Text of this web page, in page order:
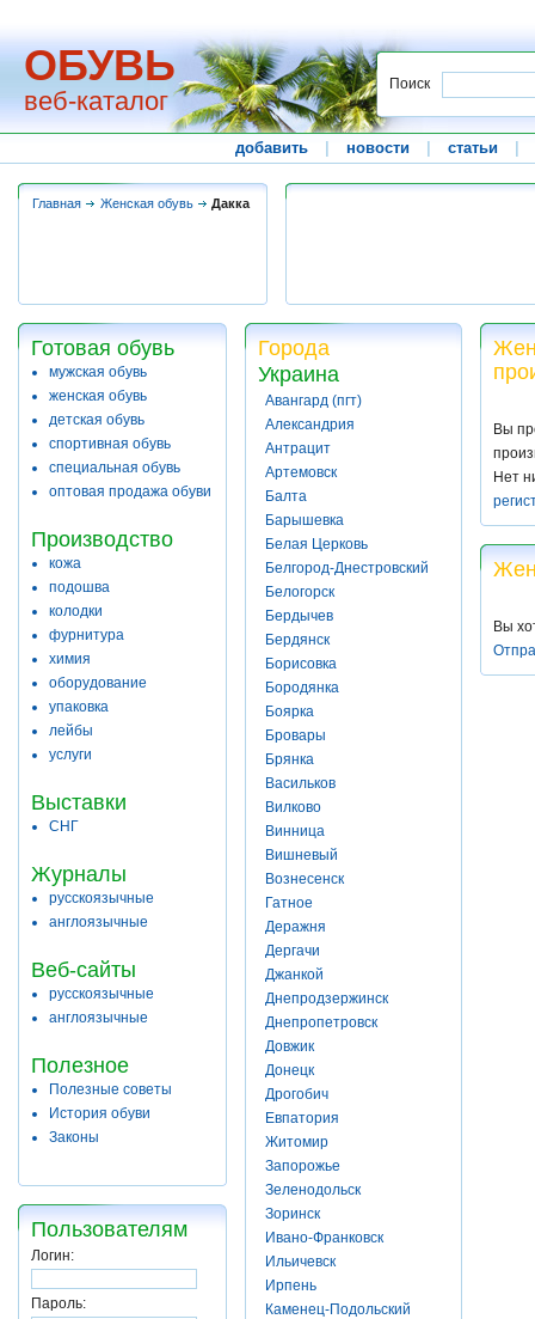
ОБУВЬ
веб-каталог
Поиск
добавить новости статьи
Главная Женская обувь Дакка
Готовая обувь
мужская обувь
женская обувь
детская обувь
спортивная обувь
специальная обувь
оптовая продажа обуви
Производство
кожа
подошва
колодки
фурнитура
химия
оборудование
упаковка
лейбы
услуги
Выставки
СНГ
Журналы
русскоязычные
англоязычные
Веб-сайты
русскоязычные
англоязычные
Полезное
Полезные советы
История обуви
Законы
Пользователям
Логин:
Пароль:
Города
Украина
Авангард (пгт)
Александрия
Антрацит
Артемовск
Балта
Барышевка
Белая Церковь
Белгород-Днестровский
Белогорск
Бердычев
Бердянск
Борисовка
Бородянка
Боярка
Бровары
Брянка
Васильков
Вилково
Винница
Вишневый
Вознесенск
Гатное
Деражня
Дергачи
Джанкой
Днепродзержинск
Днепропетровск
Довжик
Донецк
Дрогобич
Евпатория
Житомир
Запорожье
Зеленодольск
Зоринск
Ивано-Франковск
Ильичевск
Ирпень
Каменец-Подольский
Вы
Нет
Вы